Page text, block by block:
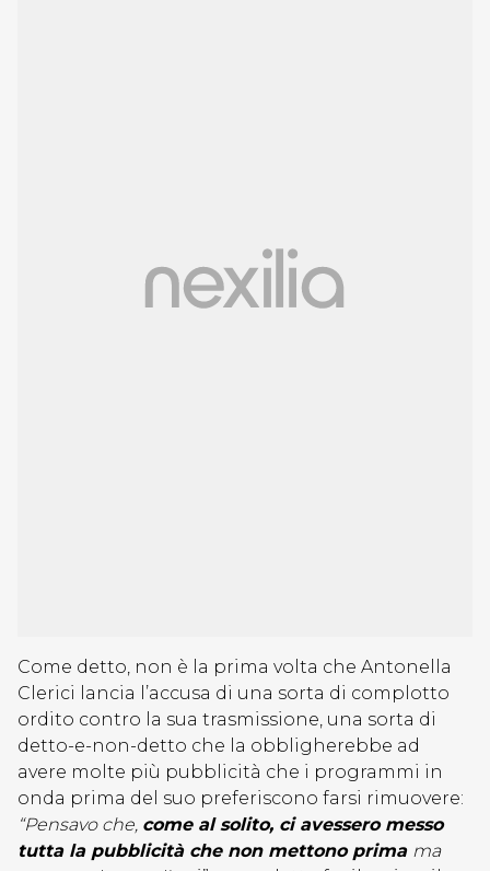
Come detto, non è la prima volta che Antonella
Clerici lancia l’accusa di una sorta di complotto
ordito contro la sua trasmissione, una sorta di
detto-e-non-detto che la obbligherebbe ad
avere molte più pubblicità che i programmi in
onda prima del suo preferiscono farsi rimuovere:
“Pensavo che, come al solito, ci avessero messo
tutta la pubblicità che non mettono prima ma